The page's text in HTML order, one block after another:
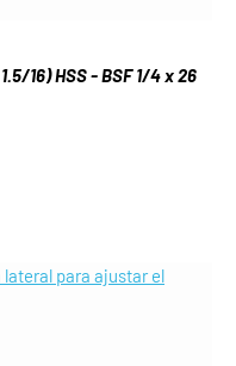
16) HSS - BSF 1/4 x 26